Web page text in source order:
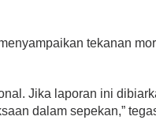
tekanan
Jika laporan ini
dalam sepekan,”